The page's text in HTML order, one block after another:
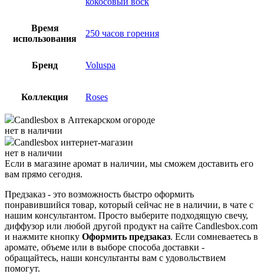
Время
использования
250 часов горения
Бренд Voluspa
Коллекция Roses
Candlesbox в Аптекарском огороде
нет в наличии
Candlesbox интернет-магазин
нет в наличии
Если в магазине аромат в наличии, мы сможем доставить его
вам прямо сегодня.
Предзаказ - это возможность быстро оформить
понравившийся товар, который сейчас не в наличии, в чате с
нашим консультантом. Просто выберите подходящую свечу,
диффузор или любой другой продукт на сайте Candlesbox.com
и нажмите кнопку Оформить предзаказ. Если сомневаетесь в
аромате, объеме или в выборе способа доставки -
обращайтесь, наши консультанты вам с удовольствием
помогут.